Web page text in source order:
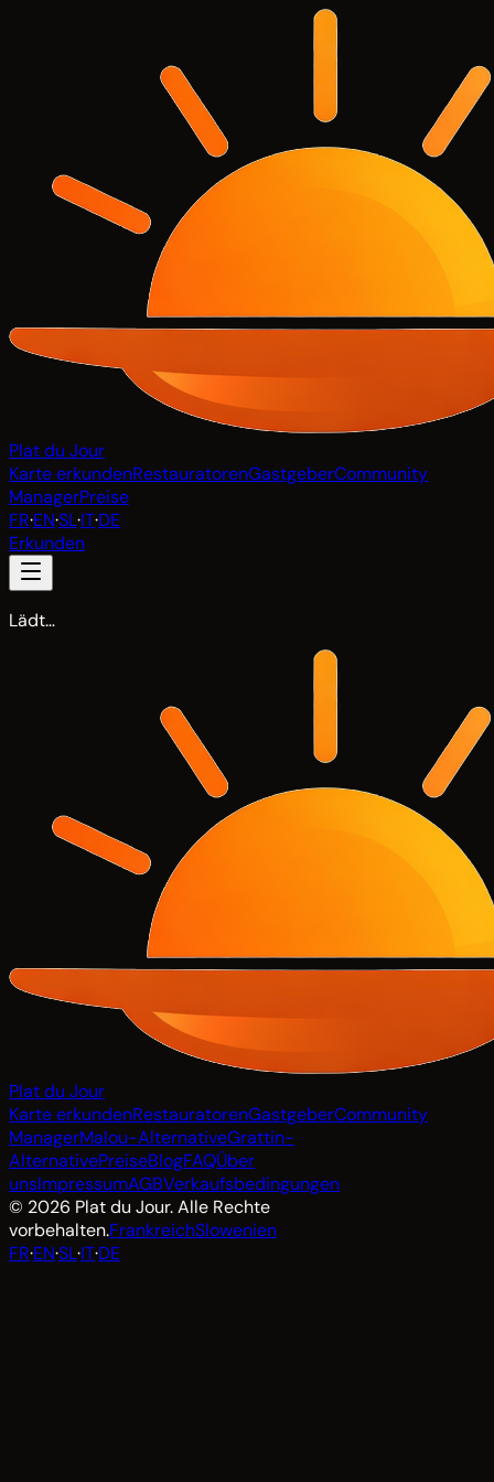
Plat du Jour
Karte erkundenRestauratorenGastgeberCommunity
ManagerPreise
FR·EN·SL·IT·DE
Erkunden
Lädt…
Plat du Jour
Karte erkundenRestauratorenGastgeberCommunity
ManagerMalou-AlternativeGrattin-
AlternativePreiseBlogFAQÜber
unsImpressumAGBVerkaufsbedingungen
© 2026 Plat du Jour. Alle Rechte
vorbehalten.FrankreichSlowenien
FR·EN·SL·IT·DE